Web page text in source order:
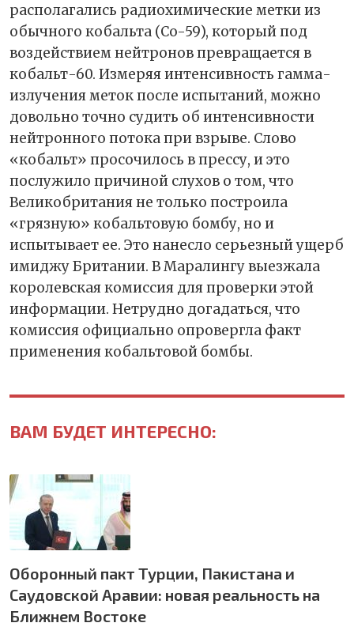
располагались радиохимические метки из
обычного кобальта (Co-59), который под
воздействием нейтронов превращается в
кобальт-60. Измеряя интенсивность гамма-
излучения меток после испытаний, можно
довольно точно судить об интенсивности
нейтронного потока при взрыве. Слово
«кобальт» просочилось в прессу, и это
послужило причиной слухов о том, что
Великобритания не только построила
«грязную» кобальтовую бомбу, но и
испытывает ее. Это нанесло серьезный ущерб
имиджу Британии. В Маралингу выезжала
королевская комиссия для проверки этой
информации. Нетрудно догадаться, что
комиссия официально опровергла факт
применения кобальтовой бомбы.
ВАМ БУДЕТ ИНТЕРЕСНО:
Оборонный пакт Турции, Пакистана и
Саудовской Аравии: новая реальность на
Ближнем Востоке